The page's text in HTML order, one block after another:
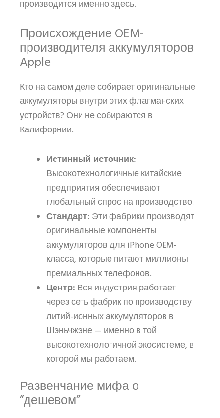
производится именно здесь.
Происхождение OEM-
производителя аккумуляторов
Apple
Кто на самом деле собирает оригинальные
аккумуляторы внутри этих флагманских
устройств? Они не собираются в
Калифорнии.
Истинный источник:
Высокотехнологичные китайские
предприятия обеспечивают
глобальный спрос на производство.
Стандарт: Эти фабрики производят
оригинальные компоненты
аккумуляторов для iPhone OEM-
класса, которые питают миллионы
премиальных телефонов.
Центр: Вся индустрия работает
через сеть фабрик по производству
литий-ионных аккумуляторов в
Шэньчжэне — именно в той
высокотехнологичной экосистеме, в
которой мы работаем.
Развенчание мифа о
”дешевом”